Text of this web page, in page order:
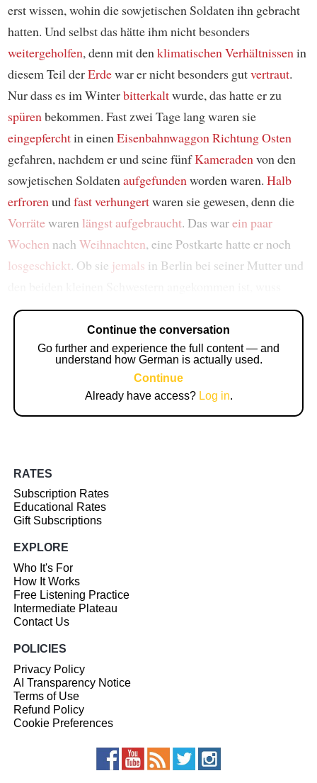
erst wissen, wohin die sowjetischen Soldaten ihn gebracht
hatten. Und selbst das hätte ihm nicht besonders
weitergeholfen, denn mit denklimatischen Verhältnissenin
diesem Teil derErdewar er nicht besonders gutvertraut.
Nur dass es im Winterbitterkaltwurde, das hatte er zu
spürenbekommen. Fast zwei Tage lang waren sie
eingepferchtin einenEisenbahnwaggonRichtung Osten
gefahren, nachdem er und seine fünfKameradenvon den
sowjetischen Soldatenaufgefundenworden waren. Halb
erfrorenundfast verhungertwaren sie gewesen, denn die
Vorrätewaren längstaufgebraucht. Das warein paar
Wochen nach Weihnachten, eine Postkarte hatte er noch
losgeschickt. Ob sie jemals in Berlin bei seiner Mutter und
Continue the conversation
Go further and experience the full content — and
understand how German is actually used.
Continue
Already have access? Log in.
RATES
Subscription Rates
Educational Rates
Gift Subscriptions
EXPLORE
Who It's For
How It Works
Free Listening Practice
Intermediate Plateau
Contact Us
POLICIES
Privacy Policy
AI Transparency Notice
Terms of Use
Refund Policy
Cookie Preferences